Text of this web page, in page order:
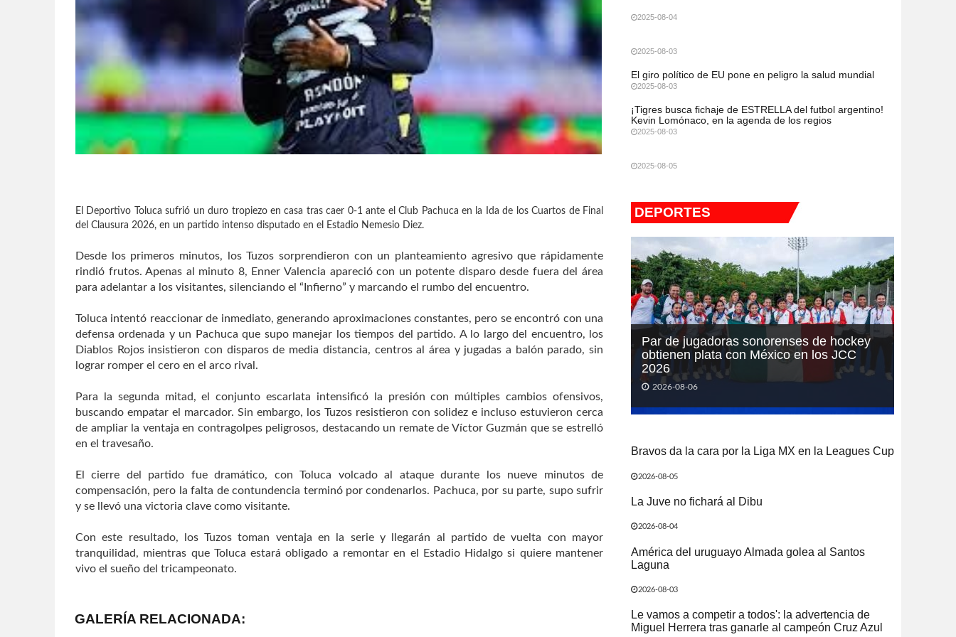
El Deportivo Toluca sufrió un duro tropiezo en casa tras caer 0-1 ante el Club Pachuca en la Ida de los Cuartos de Final
del Clausura 2026, en un partido intenso disputado en el Estadio Nemesio Diez.
Desde los primeros minutos, los Tuzos sorprendieron con un planteamiento agresivo que rápidamente
rindió frutos. Apenas al minuto 8, Enner Valencia apareció con un potente disparo desde fuera del área
para adelantar a los visitantes, silenciando el “Infierno” y marcando el rumbo del encuentro.
Toluca intentó reaccionar de inmediato, generando aproximaciones constantes, pero se encontró con una
defensa ordenada y un Pachuca que supo manejar los tiempos del partido. A lo largo del encuentro, los
Diablos Rojos insistieron con disparos de media distancia, centros al área y jugadas a balón parado, sin
lograr romper el cero en el arco rival.
Para la segunda mitad, el conjunto escarlata intensificó la presión con múltiples cambios ofensivos,
buscando empatar el marcador. Sin embargo, los Tuzos resistieron con solidez e incluso estuvieron cerca
de ampliar la ventaja en contragolpes peligrosos, destacando un remate de Víctor Guzmán que se estrelló
en el travesaño.
El cierre del partido fue dramático, con Toluca volcado al ataque durante los nueve minutos de
compensación, pero la falta de contundencia terminó por condenarlos. Pachuca, por su parte, supo sufrir
y se llevó una victoria clave como visitante.
Con este resultado, los Tuzos toman ventaja en la serie y llegarán al partido de vuelta con mayor
tranquilidad, mientras que Toluca estará obligado a remontar en el Estadio Hidalgo si quiere mantener
vivo el sueño del tricampeonato.
GALERÍA RELACIONADA:
2025-08-04
2025-08-03
El giro político de EU pone en peligro la salud mundial
2025-08-03
¡Tigres busca fichaje de ESTRELLA del futbol argentino!
Kevin Lomónaco, en la agenda de los regios
2025-08-03
2025-08-05
DEPORTES
Par de jugadoras sonorenses de hockey
obtienen plata con México en los JCC
2026
2026-08-06
Bravos da la cara por la Liga MX en la Leagues Cup
2026-08-05
La Juve no fichará al Dibu
2026-08-04
América del uruguayo Almada golea al Santos
Laguna
2026-08-03
Le vamos a competir a todos': la advertencia de
Miguel Herrera tras ganarle al campeón Cruz Azul